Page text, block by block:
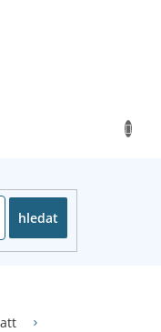
hledat